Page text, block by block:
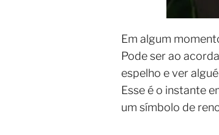
Em algum
Pode ser ao
espelho e ver
Esse é o instante
um símbolo de